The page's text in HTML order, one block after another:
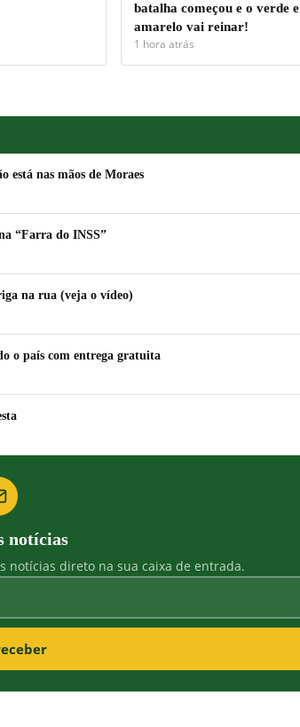
batalha começou e o verde e
amarelo vai reinar!
1 hora atrás
está nas mãos de Moraes
“Farra do INSS”
na rua (veja o vídeo)
o país com entrega gratuita
notícias
notícias direto na sua caixa de entrada.